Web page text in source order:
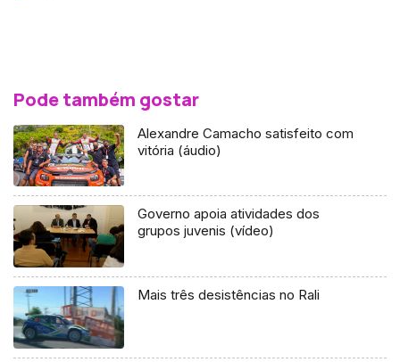
Pode também gostar
Alexandre Camacho satisfeito com
vitória (áudio)
Governo apoia atividades dos
grupos juvenis (vídeo)
Mais três desistências no Rali